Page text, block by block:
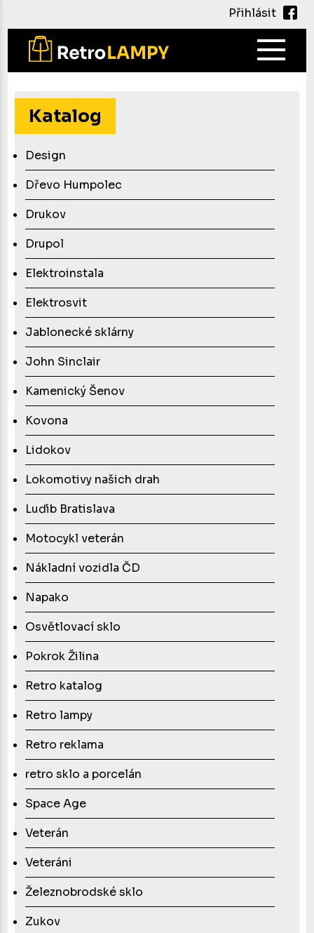
hlavnímu
obsahu
Přihlásit
Main
Katalog
Design
Dřevo Humpolec
Drukov
Drupol
Elektroinstala
Elektrosvit
Jablonecké sklárny
John Sinclair
Kamenický Šenov
Kovona
Lidokov
Lokomotivy našich drah
Luďib Bratislava
Motocykl veterán
Nákladní vozidla ČD
Napako
Osvětlovací sklo
Pokrok Žilina
Retro katalog
Retro lampy
Retro reklama
retro sklo a porcelán
Space Age
Veterán
Veteráni
Železnobrodské sklo
Zukov